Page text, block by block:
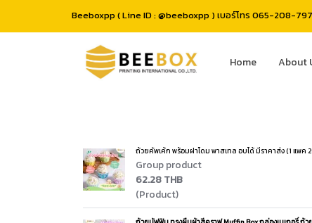
Beeboxpp ( Line ID : @beeboxpp ) เบอร์โทร 065-208-
Home About
ถ้วยคัพเค้ก พร้อมฝาโดม พาสเทล อบได้ มีราคาส่ง (1 แพค
Group product
62.28 THB
(Product)